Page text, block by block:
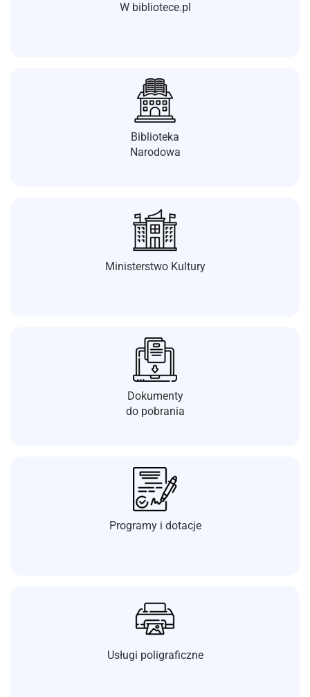
W bibliotece.pl
Biblioteka
Narodowa
Ministerstwo Kultury
Dokumenty
do pobrania
Programy i dotacje
Usługi poligraficzne